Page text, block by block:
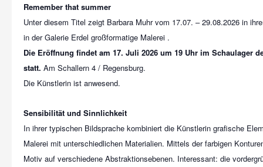
Remember that summer
Unter diesem Titel zeigt Barbara Muhr vom 17.07. – 29.08.2026 in
Die Eröffnung findet am 17. Juli 2026 um 19 Uhr im Schaulager
statt. Am Schallern 4 / Regensburg.
Die Künstlerin ist anwesend.
Sensibilität und Sinnlichkeit
In ihrer typischen Bildsprache kombiniert die Künstlerin grafische
Malerei mit unterschiedlichen Materialien. Mittels der farbigen
Motiv auf verschiedene Abstraktionsebenen. Interessant: die